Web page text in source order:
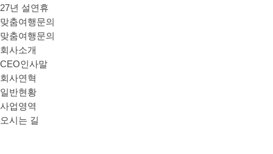
27년 설연휴
맞춤여행문의
맞춤여행문의
회사소개
CEO인사말
회사연혁
일반현황
사업영역
오시는 길